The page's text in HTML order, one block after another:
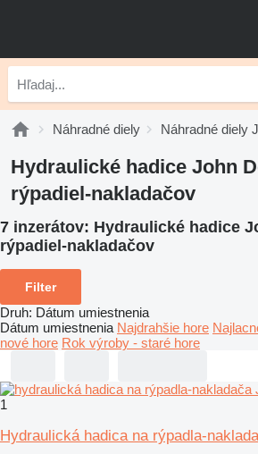
Náhradné diely Náhradné diely
Hydraulické hadice John
rýpadiel-nakladačov
7 inzerátov: Hydraulické hadice
rýpadiel-nakladačov
Filter
Druh: Dátum umiestnenia
Dátum umiestnenia Najdrahšie hore
nové hore Rok výroby - staré hore
1
Hydraulická hadica na rýpadla-